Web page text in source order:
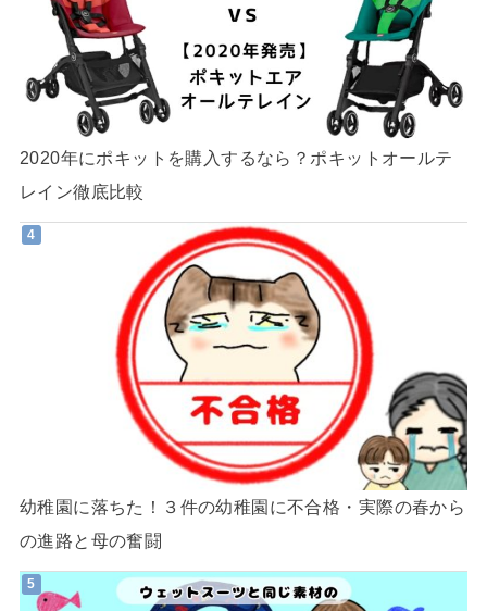
2020年にポキットを購入するなら？ポキットオールテ
レイン徹底比較
幼稚園に落ちた！３件の幼稚園に不合格・実際の春から
の進路と母の奮闘